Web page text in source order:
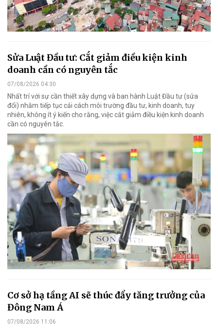
Sửa Luật Đầu tư: Cắt giảm điều kiện kinh
doanh cần có nguyên tắc
07/08/2026 04:30
Nhất trí với sự cần thiết xây dựng và ban hành Luật Đầu tư (sửa
đổi) nhằm tiếp tục cải cách môi trường đầu tư, kinh doanh, tuy
nhiên, không ít ý kiến cho rằng, việc cắt giảm điều kiện kinh doanh
cần có nguyên tắc.
Cơ sở hạ tầng AI sẽ thúc đẩy tăng trưởng của
Đông Nam Á
07/08/2026 11:06